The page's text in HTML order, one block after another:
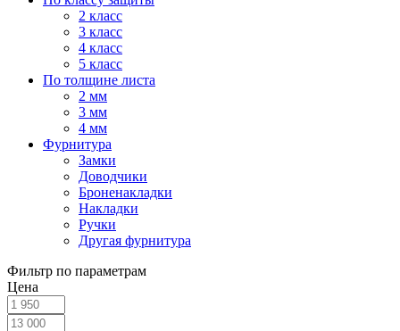
2 класс
3 класс
4 класс
5 класс
По толщине листа
2 мм
3 мм
4 мм
Фурнитура
Замки
Доводчики
Броненакладки
Накладки
Ручки
Другая фурнитура
Фильтр по параметрам
Цена